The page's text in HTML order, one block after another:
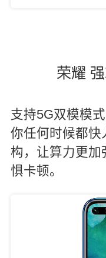
荣耀
支持5G双模模
你任何时候都快
构，让算力更加
惧卡顿。